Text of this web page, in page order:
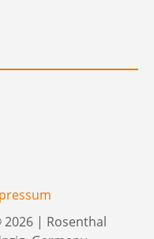
| Rosenthal